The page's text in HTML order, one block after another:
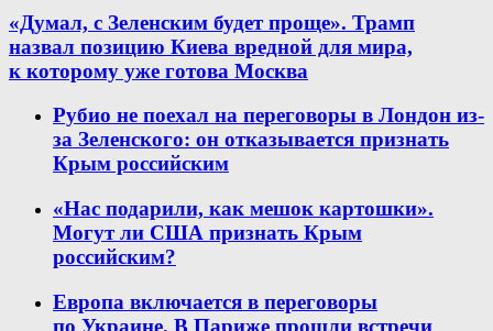
«Думал, с Зеленским будет проще». Трамп
назвал позицию Киева вредной для мира,
к которому уже готова Москва
Рубио не поехал на переговоры в Лондон из-
за Зеленского: он отказывается признать
Крым российским
«Нас подарили, как мешок картошки».
Могут ли США признать Крым
российским?
Европа включается в переговоры
по Украине. В Париже прошли встречи